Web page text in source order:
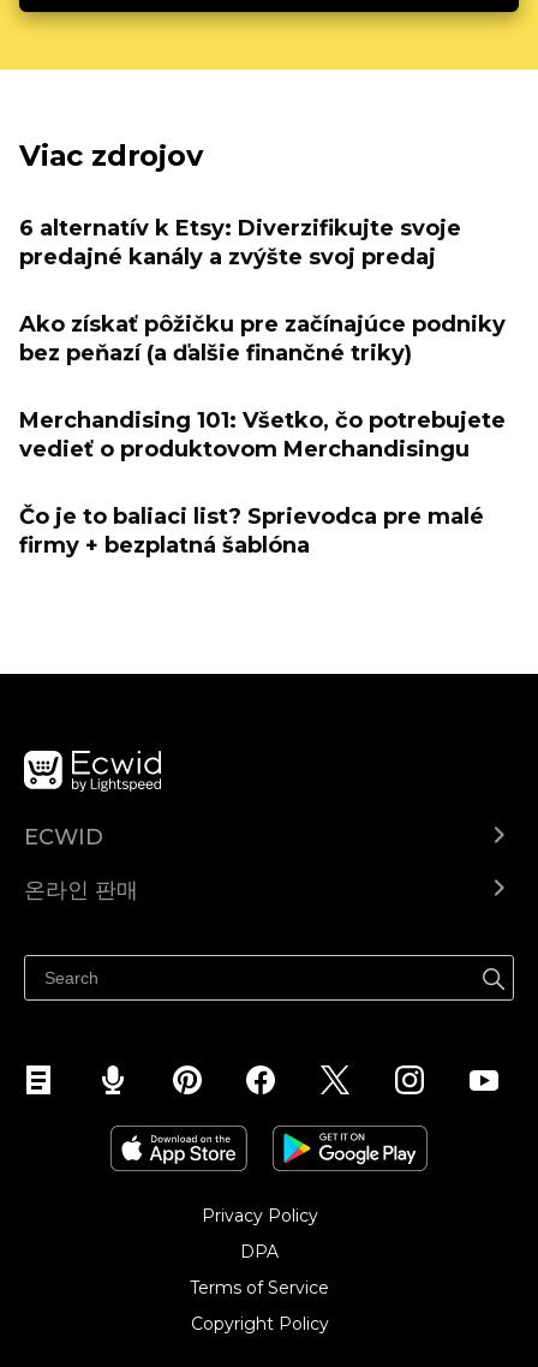
Viac zdrojov
6 alternatív k Etsy: Diverzifikujte svoje
predajné kanály a zvýšte svoj predaj
Ako získať pôžičku pre začínajúce podniky
bez peňazí (a ďalšie finančné triky)
Merchandising 101: Všetko, čo potrebujete
vedieť o produktovom Merchandisingu
Čo je to baliaci list? Sprievodca pre malé
firmy + bezplatná šablóna
ECWID
도움말 센터
온라인 판매
페이스북에서 판매하기
인스타그램에서 판매하기
Privacy Policy
DPA
Terms of Service
Copyright Policy‎